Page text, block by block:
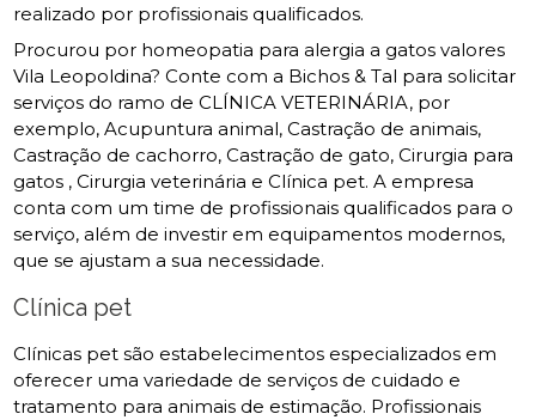
realizado por profissionais qualificados.
Procurou por homeopatia para alergia a gatos valores
Vila Leopoldina? Conte com a Bichos & Tal para solicitar
serviços do ramo de CLÍNICA VETERINÁRIA, por
exemplo, Acupuntura animal, Castração de animais,
Castração de cachorro, Castração de gato, Cirurgia para
gatos , Cirurgia veterinária e Clínica pet. A empresa
conta com um time de profissionais qualificados para o
serviço, além de investir em equipamentos modernos,
que se ajustam a sua necessidade.
Clínica pet
Clínicas pet são estabelecimentos especializados em
oferecer uma variedade de serviços de cuidado e
tratamento para animais de estimação. Profissionais